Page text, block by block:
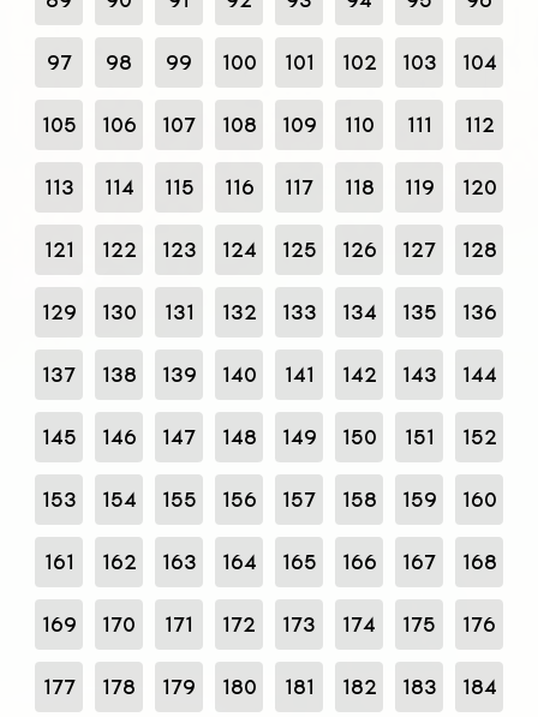
97 98 99 100 101 102 103 104
105 106 107 108 109 110 111 112
113 114 115 116 117 118 119 120
121 122 123 124 125 126 127 128
129 130 131 132 133 134 135 136
137 138 139 140 141 142 143 144
145 146 147 148 149 150 151 152
153 154 155 156 157 158 159 160
161 162 163 164 165 166 167 168
169 170 171 172 173 174 175 176
177 178 179 180 181 182 183 184